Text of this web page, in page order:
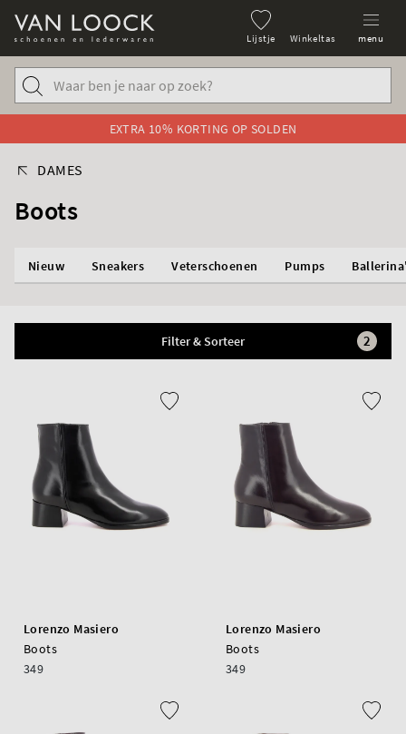
Lijstje Winkeltas menu
EXTRA 10% KORTING OP SOLDEN
DAMES
Boots
Nieuw Sneakers Veterschoenen Pumps
Filter & Sorteer 2
Lorenzo Masiero
Boots
349
Lorenzo Masiero
Boots
349